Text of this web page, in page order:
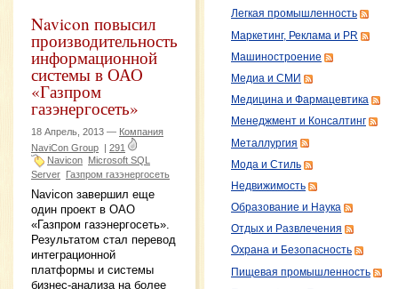
Navicon повысил
производительность
информационной
системы в ОАО
«Газпром
газэнергосеть»
18 Апрель, 2013 — Компания
NaviCon Group
291
Navicon Microsoft SQL
Server
Газпром газэнергосеть
Navicon завершил еще
один проект в ОАО
«Газпром газэнергосеть».
Результатом стал перевод
интеграционной
платформы и системы
бизнес-анализа на более
Легкая промышленность
Маркетинг, Реклама и PR
Машиностроение
Медиа и СМИ
Медицина и Фармацевтика
Менеджмент и Консалтинг
Металлургия
Мода и Стиль
Недвижимость
Образование и Наука
Отдых и Развлечения
Охрана и Безопасность
Пищевая промышленность